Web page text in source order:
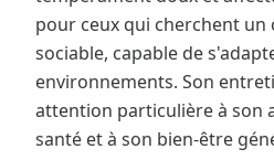
pour ceux qui cherchent
sociable, capable de
environnements. Son
attention particulière à son
santé et à son bien-être